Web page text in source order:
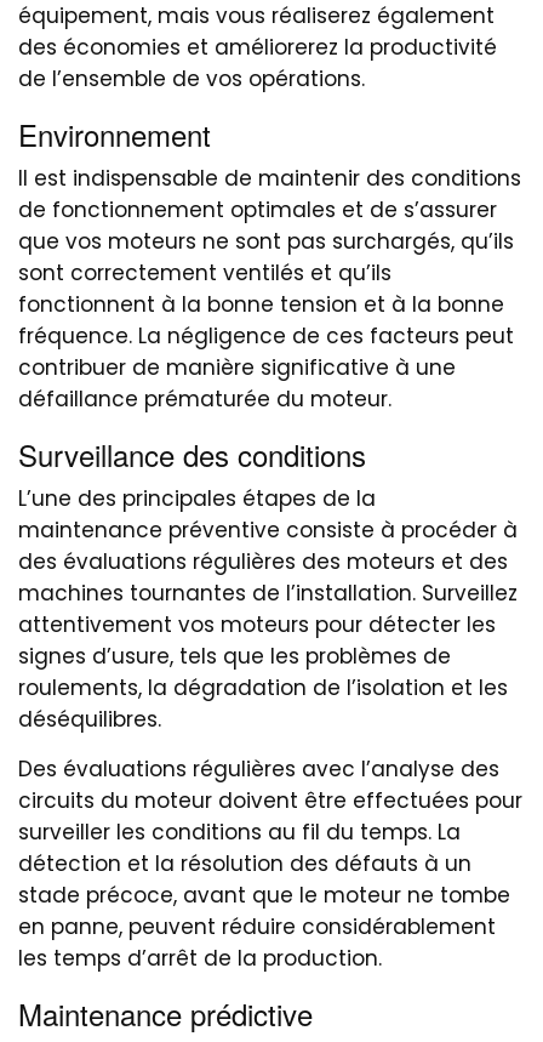
équipement, mais vous réaliserez également
des économies et améliorerez la productivité
de l’ensemble de vos opérations.
Environnement
Il est indispensable de maintenir des conditions
de fonctionnement optimales et de s’assurer
que vos moteurs ne sont pas surchargés, qu’ils
sont correctement ventilés et qu’ils
fonctionnent à la bonne tension et à la bonne
fréquence. La négligence de ces facteurs peut
contribuer de manière significative à une
défaillance prématurée du moteur.
Surveillance des conditions
L’une des principales étapes de la
maintenance préventive consiste à procéder à
des évaluations régulières des moteurs et des
machines tournantes de l’installation. Surveillez
attentivement vos moteurs pour détecter les
signes d’usure, tels que les problèmes de
roulements, la dégradation de l’isolation et les
déséquilibres.
Des évaluations régulières avec l’analyse des
circuits du moteur doivent être effectuées pour
surveiller les conditions au fil du temps. La
détection et la résolution des défauts à un
stade précoce, avant que le moteur ne tombe
en panne, peuvent réduire considérablement
les temps d’arrêt de la production.
Maintenance prédictive